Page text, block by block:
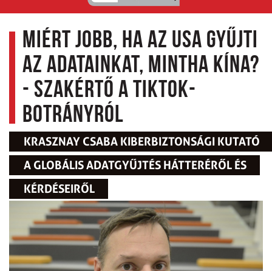
Miért jobb, ha az USA gyűjti
az adatainkat, mintha Kína?
- szakértő a TikTok-
botrányról
KRASZNAY CSABA KIBERBIZTONSÁGI KUTATÓ
A GLOBÁLIS ADATGYŰJTÉS HÁTTERÉRŐL ÉS
KÉRDÉSEIRŐL